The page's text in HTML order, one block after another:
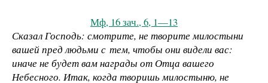
Мф, 16 зач., 6, 1—13
Сказал Господь: смотрите, не творите милостыни
вашей пред людьми с тем, чтобы они видели вас:
иначе не будет вам награды от Отца вашего
Небесного. Итак, когда творишь милостыню, не